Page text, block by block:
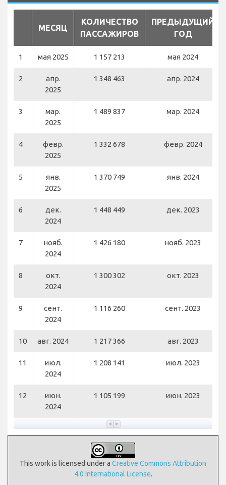
МЕСЯЦ
КОЛИЧЕСТВО
ПАССАЖИРОВ
ПРЕДЫДУЩИЙ
ГОД
1 мая 2025 1 157 213 мая 2024
2
апр.
2025
1 348 463 апр. 2024
3
мар.
2025
1 489 837 мар. 2024
4
февр.
2025
1 332 678 февр. 2024
5
янв.
2025
1 370 749 янв. 2024
6
дек.
2024
1 448 449 дек. 2023
7
нояб.
2024
1 426 180 нояб. 2023
8
окт.
2024
1 300 302 окт. 2023
9
сент.
2024
1 116 260 сент. 2023
10 авг. 2024 1 217 366 авг. 2023
11
июл.
2024
1 208 141 июл. 2023
12
июн.
2024
1 105 199 июн. 2023
This work is licensed under a Creative Commons Attribution
4.0 International License.